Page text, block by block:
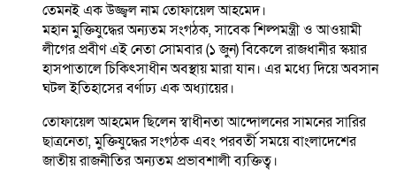
তেমনই এক উজ্জ্বল নাম তোফায়েল আহমেদ।
মহান মুক্তিযুদ্ধের অন্যতম সংগঠক, সাবেক শিল্পমন্ত্রী ও আওয়ামী
লীগের প্রবীণ এই নেতা সোমবার (১ জুন) বিকেলে রাজধানীর স্কয়ার
হাসপাতালে চিকিৎসাধীন অবস্থায় মারা যান। এর মধ্যে দিয়ে অবসান
ঘটল ইতিহাসের বর্ণাঢ্য এক অধ্যায়ের।
তোফায়েল আহমেদ ছিলেন স্বাধীনতা আন্দোলনের সামনের সারির
ছাত্রনেতা, মুক্তিযুদ্ধের সংগঠক এবং পরবর্তী সময়ে বাংলাদেশের
জাতীয় রাজনীতির অন্যতম প্রভাবশালী ব্যক্তিত্ব।